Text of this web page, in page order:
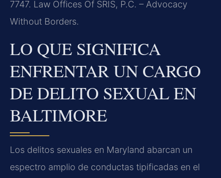
7747. Law Offices Of SRIS, P.C. – Advocacy
Without Borders.
LO QUE SIGNIFICA
ENFRENTAR UN CARGO
DE DELITO SEXUAL EN
BALTIMORE
Los delitos sexuales en Maryland abarcan un
espectro amplio de conductas tipificadas en el